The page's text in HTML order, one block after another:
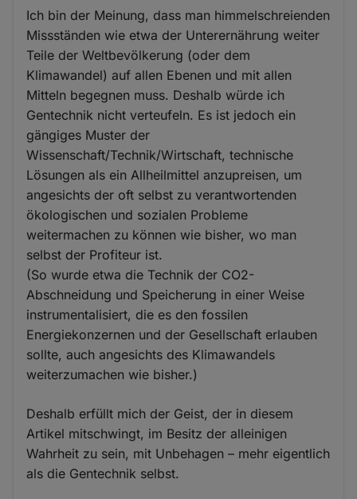
Ich bin der Meinung, dass man himmelschreienden
Missständen wie etwa der Unterernährung weiter
Teile der Weltbevölkerung (oder dem
Klimawandel) auf allen Ebenen und mit allen
Mitteln begegnen muss. Deshalb würde ich
Gentechnik nicht verteufeln. Es ist jedoch ein
gängiges Muster der
Wissenschaft/Technik/Wirtschaft, technische
Lösungen als ein Allheilmittel anzupreisen, um
angesichts der oft selbst zu verantwortenden
ökologischen und sozialen Probleme
weitermachen zu können wie bisher, wo man
selbst der Profiteur ist.
(So wurde etwa die Technik der CO2-
Abschneidung und Speicherung in einer Weise
instrumentalisiert, die es den fossilen
Energiekonzernen und der Gesellschaft erlauben
sollte, auch angesichts des Klimawandels
weiterzumachen wie bisher.)
Deshalb erfüllt mich der Geist, der in diesem
Artikel mitschwingt, im Besitz der alleinigen
Wahrheit zu sein, mit Unbehagen – mehr eigentlich
als die Gentechnik selbst.